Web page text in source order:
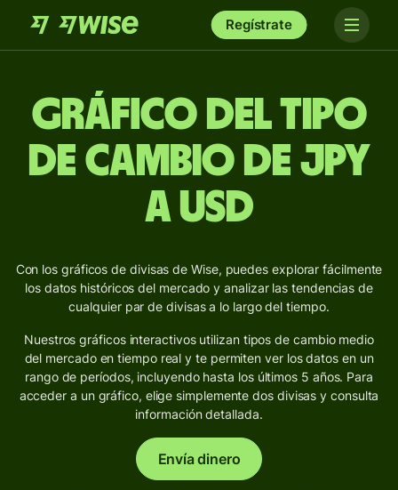
Regístrate
Gráfico del Tipo
de Cambio de JPY
a USD
Con los gráficos de divisas de Wise, puedes explorar fácilmente
los datos históricos del mercado y analizar las tendencias de
cualquier par de divisas a lo largo del tiempo.
Nuestros gráficos interactivos utilizan tipos de cambio medio
del mercado en tiempo real y te permiten ver los datos en un
rango de períodos, incluyendo hasta los últimos 5 años. Para
acceder a un gráfico, elige simplemente dos divisas y consulta
información detallada.
Envía dinero